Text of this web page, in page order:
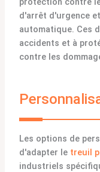
d'arrêt d'urgence
automatique. Ces
accidents et à
contre les
Les options de
d'adapter le treuil
industriels